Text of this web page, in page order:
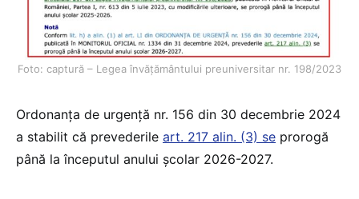
Foto: captură – Legea învățământului preuniversitar nr. 198/2023
Ordonanța de urgență nr. 156 din 30 decembrie 2024
a stabilit că prevederile art. 217 alin. (3) se prorogă
până la începutul anului școlar 2026-2027.